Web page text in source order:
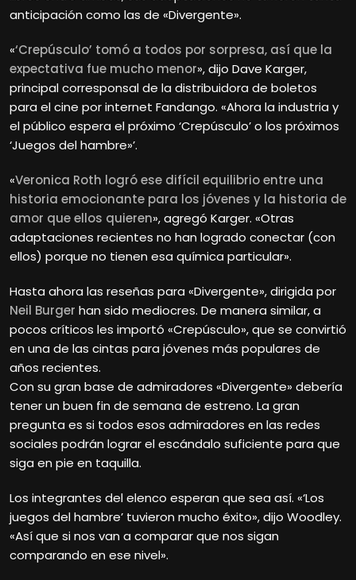
anticipación como las de «Divergente».
«‘Crepúsculo’ tomó a todos por sorpresa, así que la
expectativa fue mucho menor», dijo Dave Karger,
principal corresponsal de la distribuidora de boletos
para el cine por internet Fandango. «Ahora la industria y
el público espera el próximo ‘Crepúsculo’ o los próximos
‘Juegos del hambre»’.
«Veronica Roth logró ese difícil equilibrio entre una
historia emocionante para los jóvenes y la historia de
amor que ellos quieren», agregó Karger. «Otras
adaptaciones recientes no han logrado conectar (con
ellos) porque no tienen esa química particular».
Hasta ahora las reseñas para «Divergente», dirigida por
Neil Burger han sido mediocres. De manera similar, a
pocos críticos les importó «Crepúsculo», que se convirtió
en una de las cintas para jóvenes más populares de
años recientes.
Con su gran base de admiradores «Divergente» debería
tener un buen fin de semana de estreno. La gran
pregunta es si todos esos admiradores en las redes
sociales podrán lograr el escándalo suficiente para que
siga en pie en taquilla.
Los integrantes del elenco esperan que sea así. «‘Los
juegos del hambre’ tuvieron mucho éxito», dijo Woodley.
«Así que si nos van a comparar que nos sigan
comparando en ese nivel».